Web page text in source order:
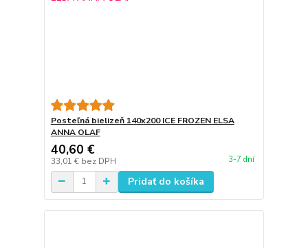
Posteľná bielizeň 140x200 ICE FROZEN ELSA
ANNA OLAF
40,60 €
33,01 € bez DPH 3-7 dní
Pridať do košíka